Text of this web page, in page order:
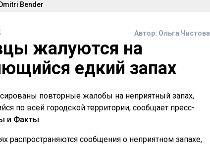
Bender
Автор: Ольга Чистова
жалуются на
едкий запах
повторные жалобы на неприятный запах,
по всей городской территории, сообщает пресс-
и Факты.
распространяются сообщения о неприятном запахе,